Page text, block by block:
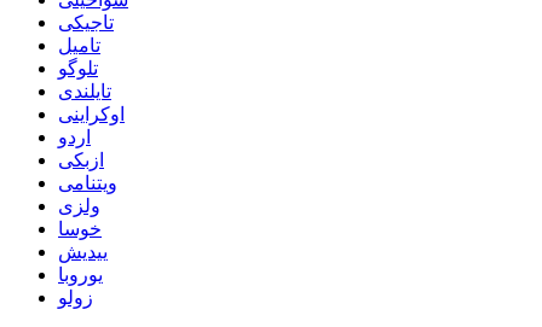
تاجیکی
تامیل
تلوگو
تایلندی
اوکراینی
اردو
ازبکی
ویتنامی
ولزی
خوسا
ییدیش
یوروبا
زولو